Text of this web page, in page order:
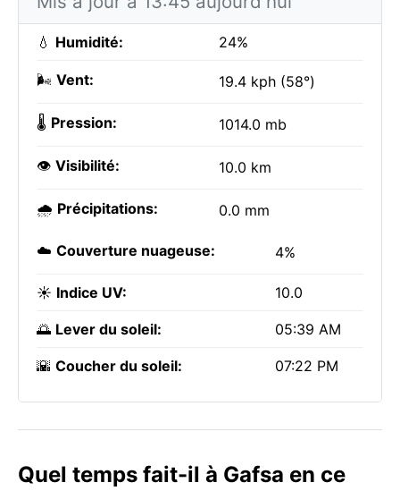
💧 Humidité: 24%
🌬️ Vent: 19.4 kph (58°)
🌡️ Pression: 1014.0 mb
👁️ Visibilité: 10.0 km
🌧️ Précipitations: 0.0 mm
☁️ Couverture nuageuse: 4%
☀️ Indice UV: 10.0
🌅 Lever du soleil: 05:39 AM
🌇 Coucher du soleil: 07:22 PM
Quel temps fait-il à Gafsa en ce